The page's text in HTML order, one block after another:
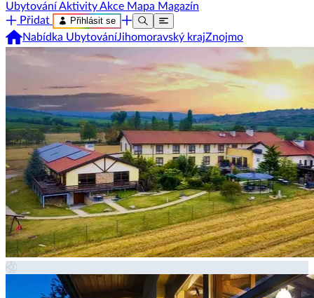
UbytováníAktivityAkce Mapa Magazín
Přidat
Přihlásit se
Nabídka UbytováníJihomoravský krajZnojmo